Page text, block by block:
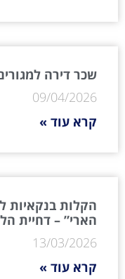
שכר דירה למגורים
09/04/2026
קרא עוד »
הקלות בנקאיות
הארי” – דחיית
13/03/2026
קרא עוד »